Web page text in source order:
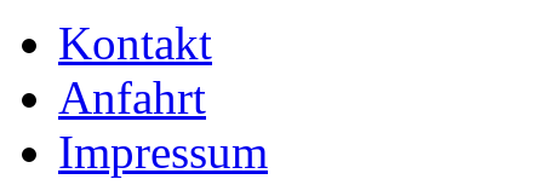
Kontakt
Anfahrt
Impressum